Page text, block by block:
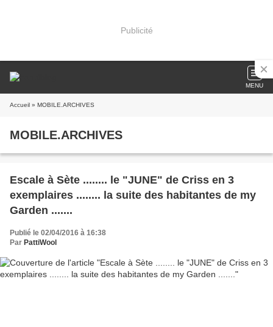
Publicité
MENU
Accueil » MOBILE.ARCHIVES
MOBILE.ARCHIVES
Escale à Sète ........ le "JUNE" de Criss en 3
exemplaires ........ la suite des habitantes de my
Garden .......
Publié le 02/04/2016 à 16:38
Par PattiWool